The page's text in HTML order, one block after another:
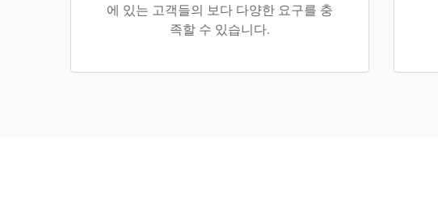
에 있는 고객들의 보다 다양한 요구를 충
족할 수 있습니다.